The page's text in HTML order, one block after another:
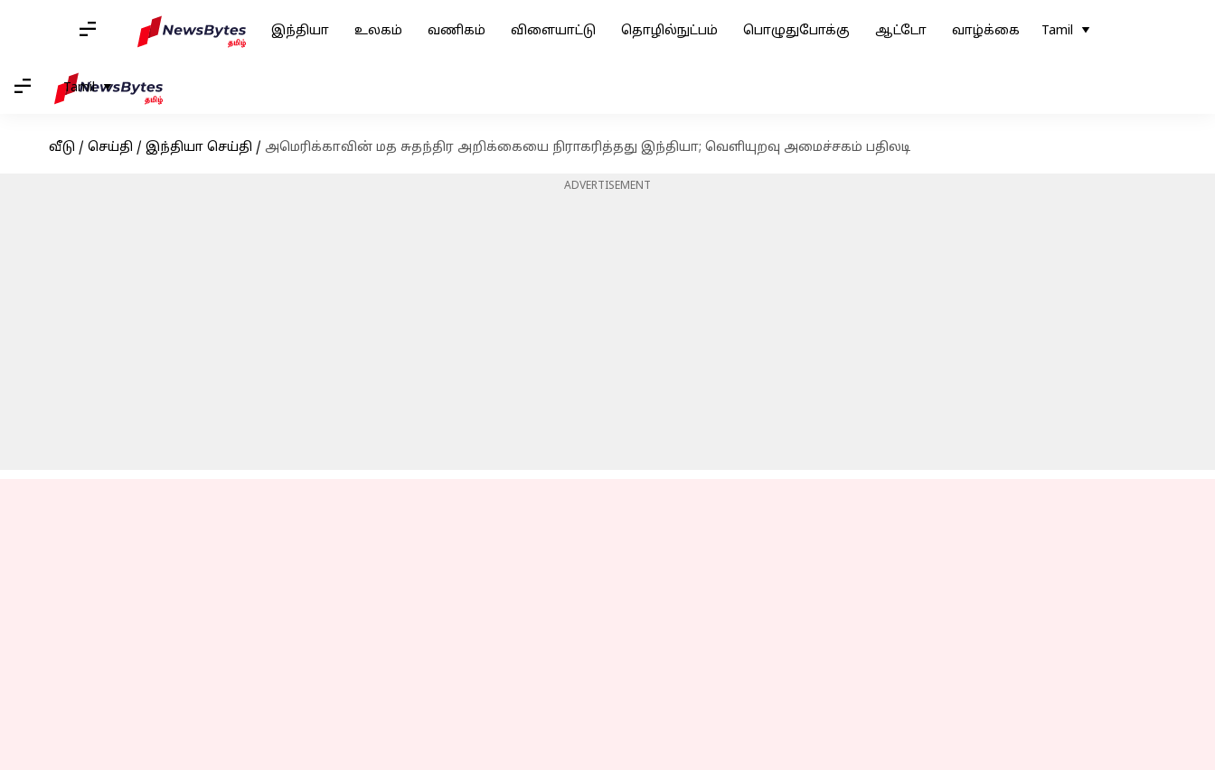
இந்தியா உலகம் வணிகம் விளையாட்டு தொழில்நுட்பம் பொழுதுபோக்கு ஆட்டோ வாழ்க்கை Tamil
Tamil
வீடு / செய்தி / இந்தியா செய்தி / அமெரிக்காவின் மத சுதந்திர அறிக்கையை நிராகரித்தது இந்தியா; வெளியுறவு அமைச்சகம் பதிலடி
ADVERTISEMENT